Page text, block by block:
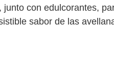
con edulcorantes,
sabor de las